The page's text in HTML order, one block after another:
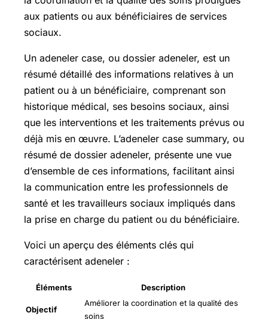
aux patients ou aux bénéficiaires de services
sociaux.
Un adeneler case, ou dossier adeneler, est un
résumé détaillé des informations relatives à un
patient ou à un bénéficiaire, comprenant son
historique médical, ses besoins sociaux, ainsi
que les interventions et les traitements prévus ou
déjà mis en œuvre. L’adeneler case summary, ou
résumé de dossier adeneler, présente une vue
d’ensemble de ces informations, facilitant ainsi
la communication entre les professionnels de
santé et les travailleurs sociaux impliqués dans
la prise en charge du patient ou du bénéficiaire.
Voici un aperçu des éléments clés qui
caractérisent adeneler :
Éléments Description
Objectif
Améliorer la coordination et la qualité des
soins